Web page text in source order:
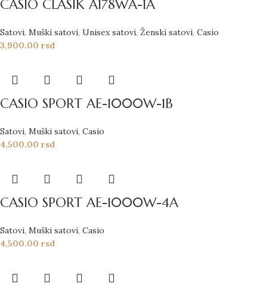
CASIO CLASIK A178WA-1A
Satovi, Muški satovi, Unisex satovi, Ženski satovi, Casio
3,900.00 rsd
CASIO SPORT AE-1000W-1B
Satovi, Muški satovi, Casio
4,500.00 rsd
CASIO SPORT AE-1000W-4A
Satovi, Muški satovi, Casio
4,500.00 rsd